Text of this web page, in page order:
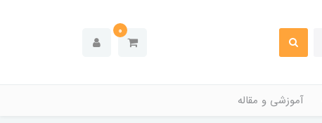
0
آموزشی و مقاله